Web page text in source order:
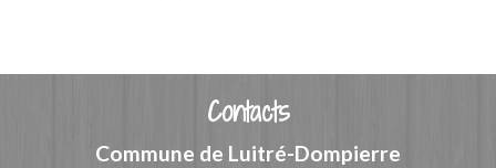
Contacts
Commune de Luitré-Dompierre